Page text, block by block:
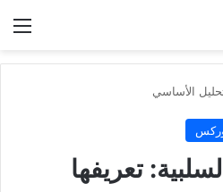
الأساسي
تعريفها